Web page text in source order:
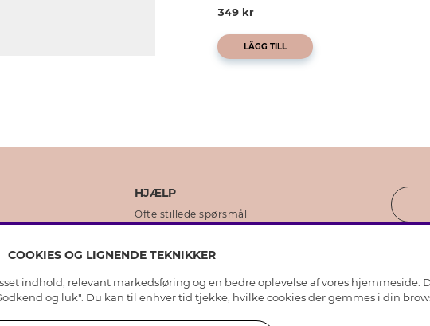
349 kr
LÄGG TILL
HJÆLP
Ofte stillede spørsmål
Plejeråd ægte sølv
Plejeråd skindhandsker
COOKIES OG LIGNENDE TEKNIKKER
indhold, relevant markedsføring og en bedre oplevelse af vores hjemmeside.
og luk". Du kan til enhver tid tjekke, hvilke cookies der gemmes i din